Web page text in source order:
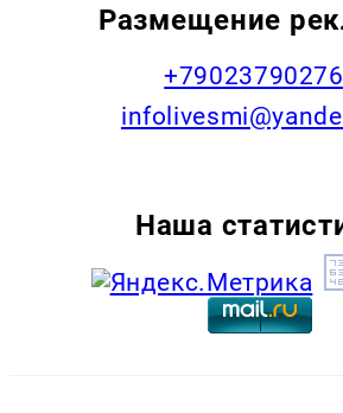
Размещение
+79023790276
Наша